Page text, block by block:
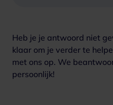
Heb je je antwoord niet
klaar om je verder te
met ons op. We
persoonlijk!